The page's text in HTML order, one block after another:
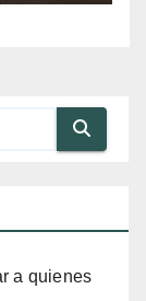
a quienes